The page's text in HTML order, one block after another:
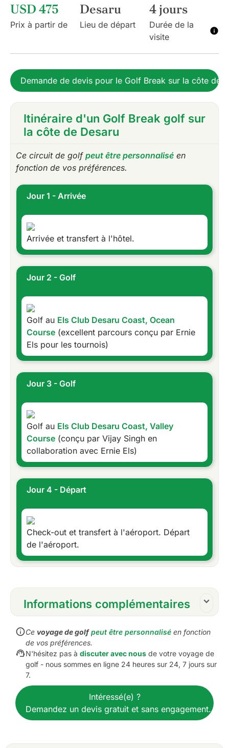
USD 475
Prix à partir de
Desaru
Lieu de départ
4 jours
Durée de la
visite
Demande de devis pour le Golf Break sur la côte de
Itinéraire d'un Golf Break golf sur
la côte de Desaru
Ce circuit de golf peut être personnalisé en
fonction de vos préférences.
Jour 1 - Arrivée
Arrivée et transfert à l'hôtel.
Jour 2 - Golf
Golf au Els Club Desaru Coast, Ocean
Course (excellent parcours conçu par Ernie
Els pour les tournois)
Jour 3 - Golf
Golf au Els Club Desaru Coast, Valley
Course (conçu par Vijay Singh en
collaboration avec Ernie Els)
Jour 4 - Départ
Check-out et transfert à l'aéroport. Départ
de l'aéroport.
Informations complémentaires
Inclusions :
2 parties de golf à Desaru
3 nuits d'hébergement à Johor
Petit déjeuner quotidien
l'itinéraire
Tous les transferts de l'aéroport et du terrain de
golf
Ce voyage de golf peut être personnalisé en fonction
de vos préférences.
N'hésitez pas à discuter avec nous de votre voyage de
golf - nous sommes en ligne 24 heures sur 24, 7 jours sur
7.
Intéressé(e) ?
Demandez un devis gratuit et sans engagement.